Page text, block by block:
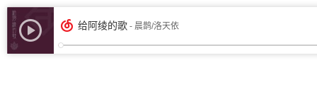
给阿绫的歌 - 晨鹊/洛天依